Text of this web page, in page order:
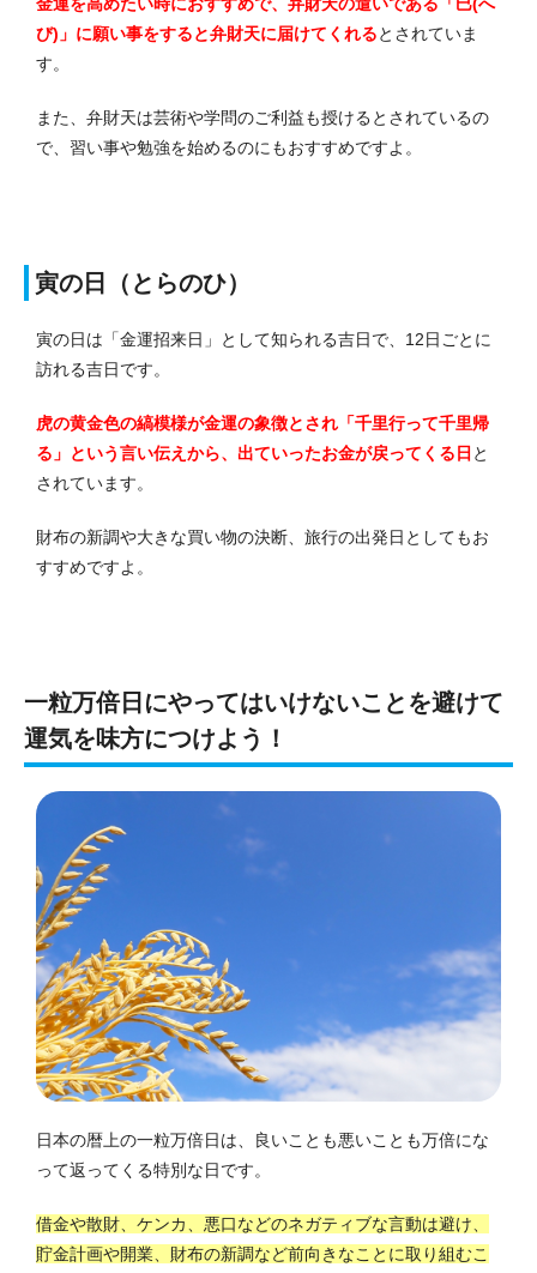
び)」に願い事をすると弁財天に届けてくれるとされていま
す。
また、弁財天は芸術や学問のご利益も授けるとされているの
で、習い事や勉強を始めるのにもおすすめですよ。
寅の日（とらのひ）
寅の日は「金運招来日」として知られる吉日で、12日ごとに
訪れる吉日です。
虎の黄金色の縞模様が金運の象徴とされ「千里行って千里帰
る」という言い伝えから、出ていったお金が戻ってくる日 と
されています。
財布の新調や大きな買い物の決断、旅行の出発日としてもお
すすめですよ。
一粒万倍日にやってはいけないことを避けて
運気を味方につけよう！
日本の暦上の一粒万倍日は、良いことも悪いことも万倍にな
って返ってくる特別な日です。
借金や散財、ケンカ、悪口などのネガティブな言動は避け、
貯金計画や開業、財布の新調など前向きなことに取り組むこ